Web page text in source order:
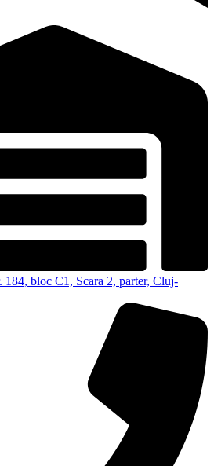
184, bloc C1, Scara 2, parter, Cluj-